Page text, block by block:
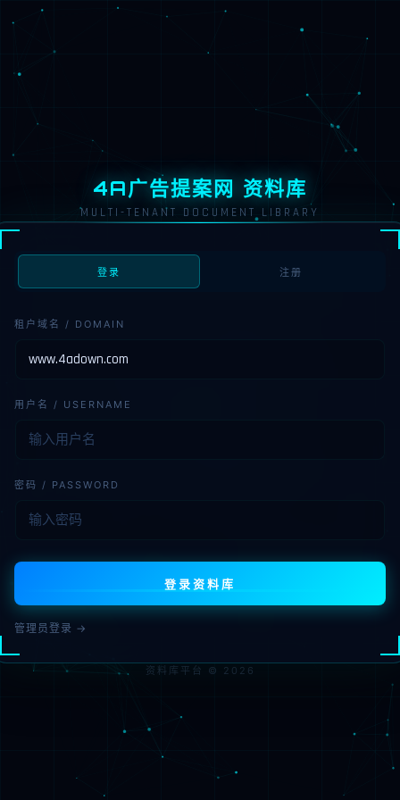
4A广告提案网 资料库
MULTI-TENANT DOCUMENT LIBRARY
登录 注册
租户域名 / DOMAIN
用户名 / USERNAME
密码 / PASSWORD
登录资料库
管理员登录 →
资料库平台 © 2026